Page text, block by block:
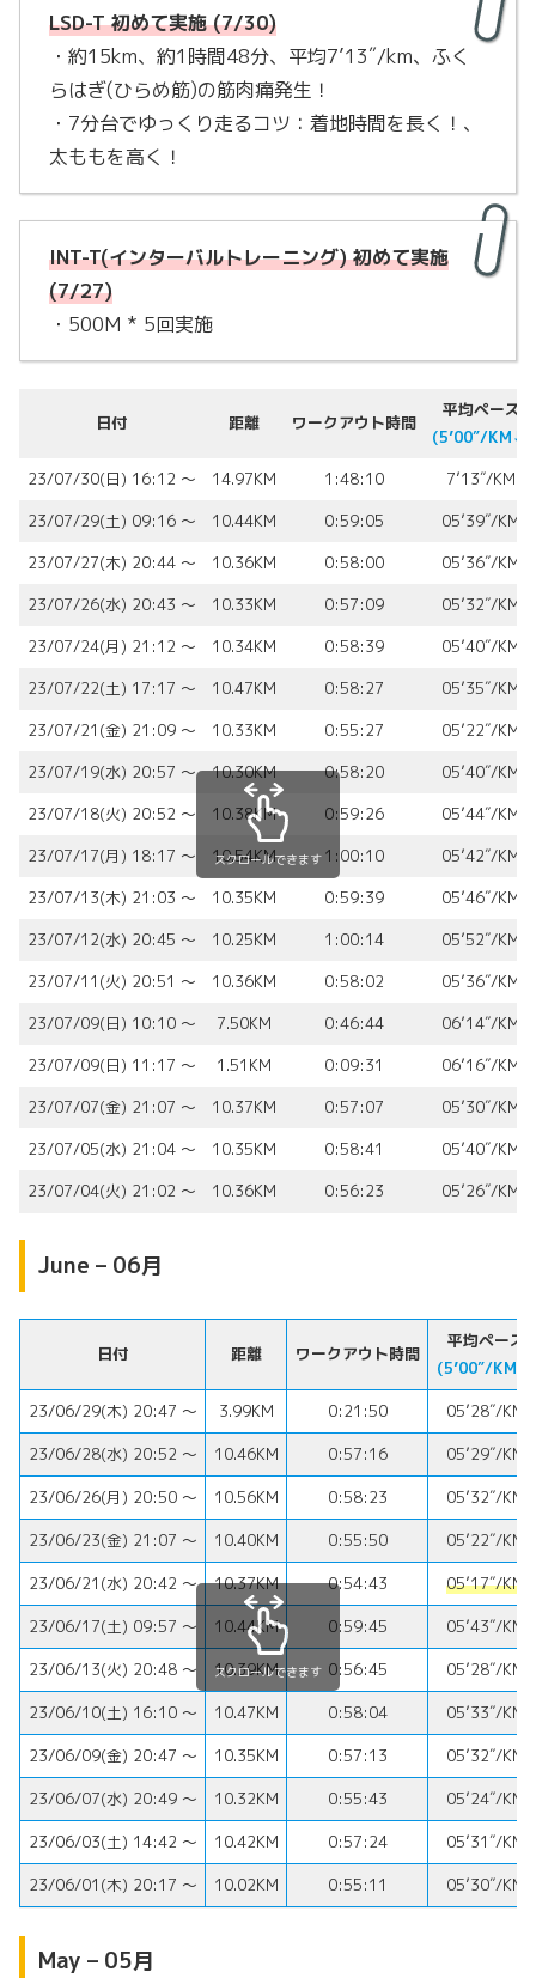
LSD-T 初めて実施 (7/30)
・約15km、約1時間48分、平均7’13″/km、ふく
らはぎ(ひらめ筋)の筋肉痛発生！
・7分台でゆっくり走るコツ：着地時間を長く！、
太ももを高く！
INT-T(インターバルトレーニング) 初めて実施
(7/27)
・500M * 5回実施
日付 距離 ワークアウト時間
平均ペース
(5’00″/KM⬇︎)
23/07/30(日) 16:12 〜
14.97KM 1:48:10
7’13″/KM
23/07/29(土) 09:16 〜
10.44KM 0:59:05
05’39″/KM
23/07/27(木) 20:44 〜
10.36KM 0:58:00
05’36″/KM
23/07/26(水) 20:43 〜
10.33KM 0:57:09
05’32″/KM
23/07/24(月) 21:12 〜
10.34KM 0:58:39
05’40″/KM
23/07/22(土) 17:17 〜
10.47KM 0:58:27
05’35″/KM
23/07/21(金) 21:09 〜
10.33KM 0:55:27
05’22″/KM
23/07/19(水) 20:57 〜
10.30KM 0:58:20
05’40″/KM
23/07/18(火) 20:52 〜
10.38KM 0:59:26
05’44″/KM
23/07/17(月) 18:17 〜
10.54KM 1:00:10
05’42″/KM
23/07/13(木) 21:03 〜
10.35KM 0:59:39
05’46″/KM
23/07/12(水) 20:45 〜
10.25KM 1:00:14
05’52″/KM
23/07/11(火) 20:51 〜
10.36KM 0:58:02
05’36″/KM
23/07/09(日) 10:10 〜
7.50KM 0:46:44
06’14″/KM
23/07/09(日) 11:17 〜
1.51KM 0:09:31
06’16″/KM
23/07/07(金) 21:07 〜
10.37KM 0:57:07
05’30″/KM
23/07/05(水) 21:04 〜
10.35KM 0:58:41
05’40″/KM
23/07/04(火) 21:02 〜
10.36KM 0:56:23 05’26″/KM
スクロールできます
June – 06月
日付 距離 ワークアウト時間
平均ペース
(5’00″/KM⬇︎)
23/06/29(木) 20:47 〜
3.99KM 0:21:50
05’28″/KM
23/06/28(水) 20:52 〜
10.46KM 0:57:16
05’29″/KM
23/06/26(月) 20:50 〜
10.56KM 0:58:23
05’32″/KM
23/06/23(金) 21:07 〜
10.40KM 0:55:50
05’22″/KM
23/06/21(水) 20:42 〜
10.37KM 0:54:43
05’17″/KM
23/06/17(土) 09:57 〜
10.44KM 0:59:45
05’43″/KM
23/06/13(火) 20:48 〜
10.39KM 0:56:45
05’28″/KM
23/06/10(土) 16:10 〜
10.47KM 0:58:04
05’33″/KM
23/06/09(金) 20:47 〜
10.35KM 0:57:13
05’32″/KM
23/06/07(水) 20:49 〜
10.32KM 0:55:43
05’24″/KM
23/06/03(土) 14:42 〜
10.42KM 0:57:24
05’31″/KM
23/06/01(木) 20:17 〜
10.02KM 0:55:11 05’30″/KM
スクロールできます
May – 05月